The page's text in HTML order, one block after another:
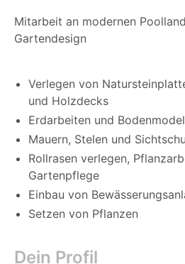
Mitarbeit an modernen
Gartendesign
Verlegen von
und Holzdecks
Erdarbeiten und
Mauern, Stelen und
Rollrasen verlegen,
Gartenpflege
Einbau von
Setzen von Pflanzen
Dein Profil